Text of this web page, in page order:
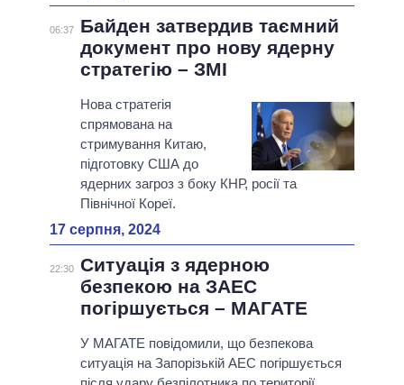
06:37
Байден затвердив таємний
документ про нову ядерну
стратегію – ЗМІ
Нова стратегія
спрямована на
стримування Китаю,
підготовку США до
ядерних загроз з боку КНР, росії та
Північної Кореї.
17 серпня, 2024
22:30 Ситуація з ядерною
безпекою на ЗАЕС
погіршується – МАГАТЕ
У МАГАТЕ повідомили, що безпекова
ситуація на Запорізькій АЕС погіршується